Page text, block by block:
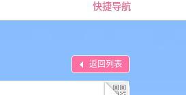
快捷导航
返回列表